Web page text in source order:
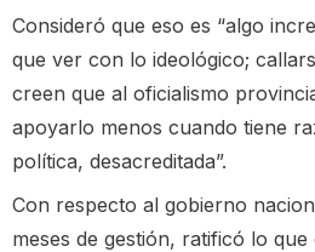
Consideró que eso es “algo
que ver con lo ideológico;
creen que al oficialismo
apoyarlo menos cuando tiene
política, desacreditada”.
Con respecto al gobierno
meses de gestión, ratificó lo